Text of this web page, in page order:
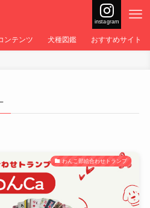
instagram
ンテンツ 犬種図鑑 おすすめサイト
わんこ部絵合わせトランプ